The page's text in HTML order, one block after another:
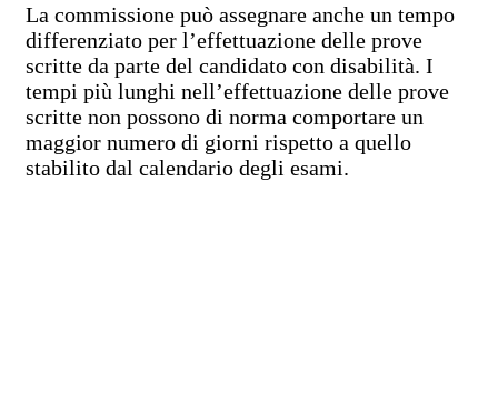
La commissione può assegnare anche un tempo
differenziato per l’effettuazione delle prove
scritte da parte del candidato con disabilità. I
tempi più lunghi nell’effettuazione delle prove
scritte non possono di norma comportare un
maggior numero di giorni rispetto a quello
stabilito dal calendario degli esami.